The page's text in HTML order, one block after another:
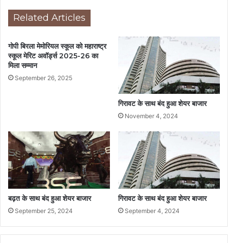
Related Articles
गोपी बिरला मेमोरियल स्कूल को महाराष्ट्र
स्कूल मेरिट अवॉर्ड्स 2025-26 का
मिला सम्मान
September 26, 2025
गिरावट के साथ बंद हुआ शेयर बाजार
November 4, 2024
बढ़त के साथ बंद हुआ शेयर बाजार
September 25, 2024
गिरावट के साथ बंद हुआ शेयर बाजार
September 4, 2024